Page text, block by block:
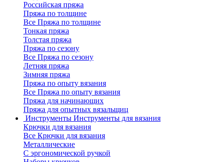
Российская пряжа
Пряжа по толщине
Все Пряжа по толщине
Тонкая пряжа
Толстая пряжа
Пряжа по сезону
Все Пряжа по сезону
Летняя пряжа
Зимняя пряжа
Пряжа по опыту вязания
Все Пряжа по опыту вязания
Пряжа для начинающих
Пряжа для опытных вязальщиц
Инструменты Инструменты для вязания
Крючки для вязания
Все Крючки для вязания
Металлические
С эргономической ручкой